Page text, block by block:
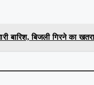
बारिश, बिजली गिरने का